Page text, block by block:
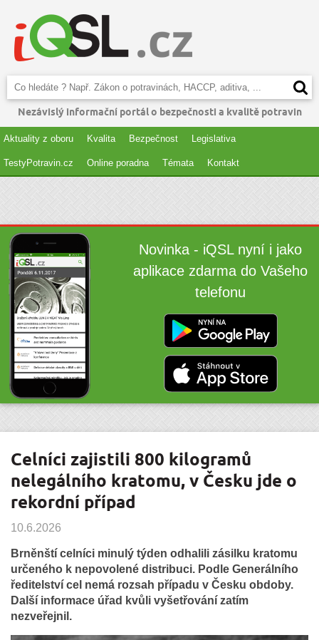
Nezávislý informační portál o bezpečnosti a kvalitě potravin
Aktuality z oboru Kvalita Bezpečnost Legislativa
TestyPotravin.cz Online poradna Témata Kontakt
Novinka - iQSL nyní i jako
aplikace zdarma do Vašeho
telefonu
Celníci zajistili 800 kilogramů
nelegálního kratomu, v Česku jde o
rekordní případ
10.6.2026
Brněnští celníci minulý týden odhalili zásilku kratomu
určeného k nepovolené distribuci. Podle Generálního
ředitelství cel nemá rozsah případu v Česku obdoby.
Další informace úřad kvůli vyšetřování zatím
nezveřejnil.